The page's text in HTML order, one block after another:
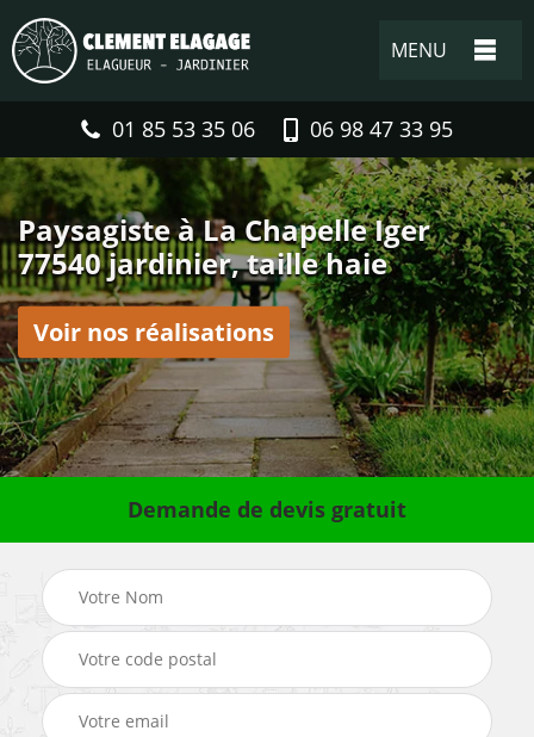
MENU
01 85 53 35 06 06 98 47 33 95
Paysagiste à La Chapelle Iger
77540 jardinier, taille haie
Voir nos réalisations
Demande de devis gratuit